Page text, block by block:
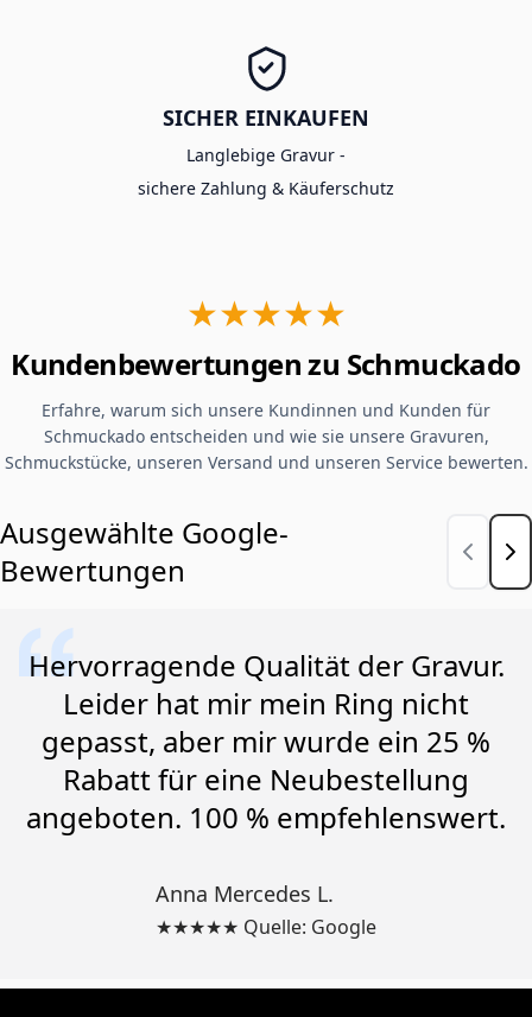
SICHER EINKAUFEN
Langlebige Gravur -
sichere Zahlung & Käuferschutz
★★★★★
Kundenbewertungen zu Schmuckado
Erfahre, warum sich unsere Kundinnen und Kunden für
Schmuckado entscheiden und wie sie unsere Gravuren,
Schmuckstücke, unseren Versand und unseren Service bewerten.
Ausgewählte Google-
Bewertungen
Hervorragende Qualität der Gravur.
Leider hat mir mein Ring nicht
gepasst, aber mir wurde ein 25 %
Rabatt für eine Neubestellung
angeboten. 100 % empfehlenswert.
Anna Mercedes L.
★★★★★ Quelle: Google